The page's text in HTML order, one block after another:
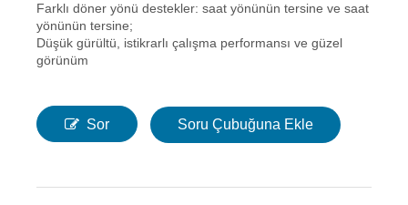
Farklı döner yönü destekler: saat yönünün tersine ve saat
yönünün tersine;
Düşük gürültü, istikrarlı çalışma performansı ve güzel
görünüm
Sor Soru Çubuğuna Ekle